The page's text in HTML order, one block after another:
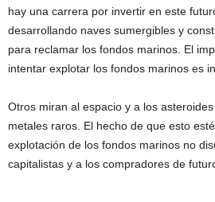
hay una carrera por invertir en este
desarrollando naves sumergibles y
para reclamar los fondos marinos. El
intentar explotar los fondos marinos es
Otros miran al espacio y a los
metales raros. El hecho de que esto
explotación de los fondos marinos no
capitalistas y a los compradores de